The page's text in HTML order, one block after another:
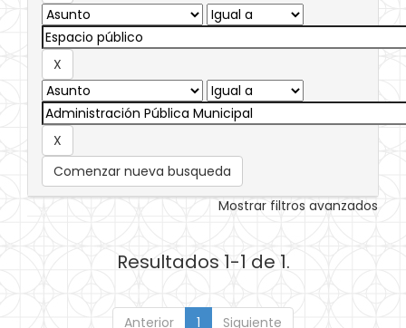
Comenzar nueva busqueda
Mostrar filtros avanzados
Resultados 1-1 de 1.
Anterior 1 Siguiente